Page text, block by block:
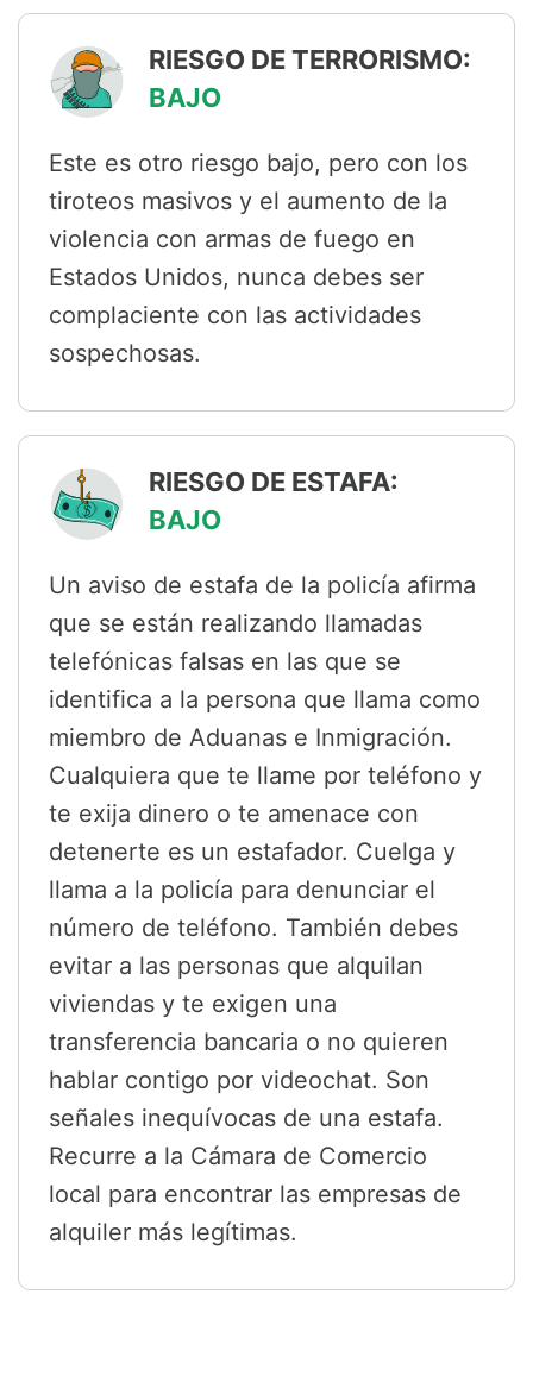
RIESGO DE TERRORISMO:
BAJO
Este es otro riesgo bajo, pero con los
tiroteos masivos y el aumento de la
violencia con armas de fuego en
Estados Unidos, nunca debes ser
complaciente con las actividades
sospechosas.
RIESGO DE ESTAFA:
BAJO
Un aviso de estafa de la policía afirma
que se están realizando llamadas
telefónicas falsas en las que se
identifica a la persona que llama como
miembro de Aduanas e Inmigración.
Cualquiera que te llame por teléfono y
te exija dinero o te amenace con
detenerte es un estafador. Cuelga y
llama a la policía para denunciar el
número de teléfono. También debes
evitar a las personas que alquilan
viviendas y te exigen una
transferencia bancaria o no quieren
hablar contigo por videochat. Son
señales inequívocas de una estafa.
Recurre a la Cámara de Comercio
local para encontrar las empresas de
alquiler más legítimas.